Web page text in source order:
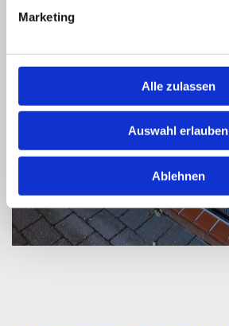
Marketing
Alle zulassen
Auswahl erlauben
Ablehnen